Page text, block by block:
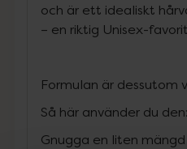
och är ett idealiskt
– en riktig Unisex-
Formulan är dessutom
Så här använder du den:
Gnugga en liten